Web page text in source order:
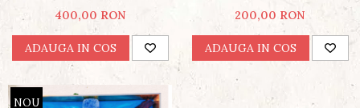
ENERGETIC DE ALEXANDRU
RĂDUCANU
400,00 RON
ADAUGA IN COS
CAMERĂ CU BEȚIȘOARE -
PRELUCRAT ENERGETIC DE
ALEXANDRU RĂDUCANU
200,00 RON
ADAUGA IN COS
NOU